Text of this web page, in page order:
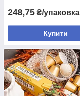
248,75 ₴/упаковка
Купити